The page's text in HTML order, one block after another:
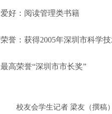
爱好：阅读管理类书籍
荣誉：获得2005年深圳市科学
最高荣誉“深圳市市长奖”
校友会学生记者 梁友（撰稿